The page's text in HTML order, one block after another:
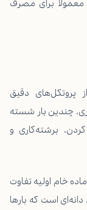
پروتکل‌های دقیق
چندین بار شسته
برشته‌کاری و
خام اولیه تفاوت
است که بارها